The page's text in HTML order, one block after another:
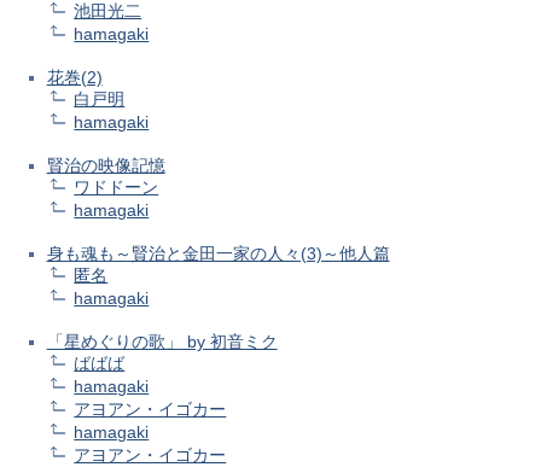
池田光二
hamagaki
花巻(2)
白戸明
hamagaki
賢治の映像記憶
ワドドーン
hamagaki
身も魂も～賢治と金田一家の人々(3)～他人篇
匿名
hamagaki
「星めぐりの歌」 by 初音ミク
ばばば
hamagaki
アヨアン・イゴカー
hamagaki
アヨアン・イゴカー